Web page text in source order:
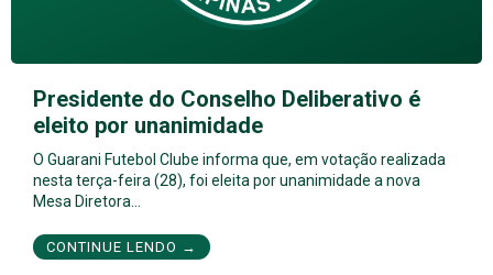
Presidente do Conselho Deliberativo é
eleito por unanimidade
O Guarani Futebol Clube informa que, em votação realizada
nesta terça-feira (28), foi eleita por unanimidade a nova
Mesa Diretora…
CONTINUE LENDO →